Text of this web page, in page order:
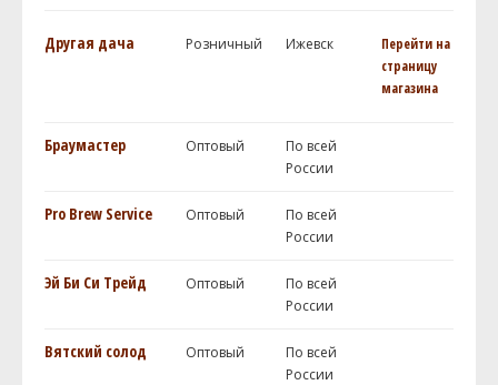
Другая дача Розничный Ижевск
Перейти на
страницу
магазина
Браумастер Оптовый
По всей
России
Pro Brew Service Оптовый
По всей
России
Эй Би Си Трейд Оптовый
По всей
России
Вятский солод Оптовый
По всей
России